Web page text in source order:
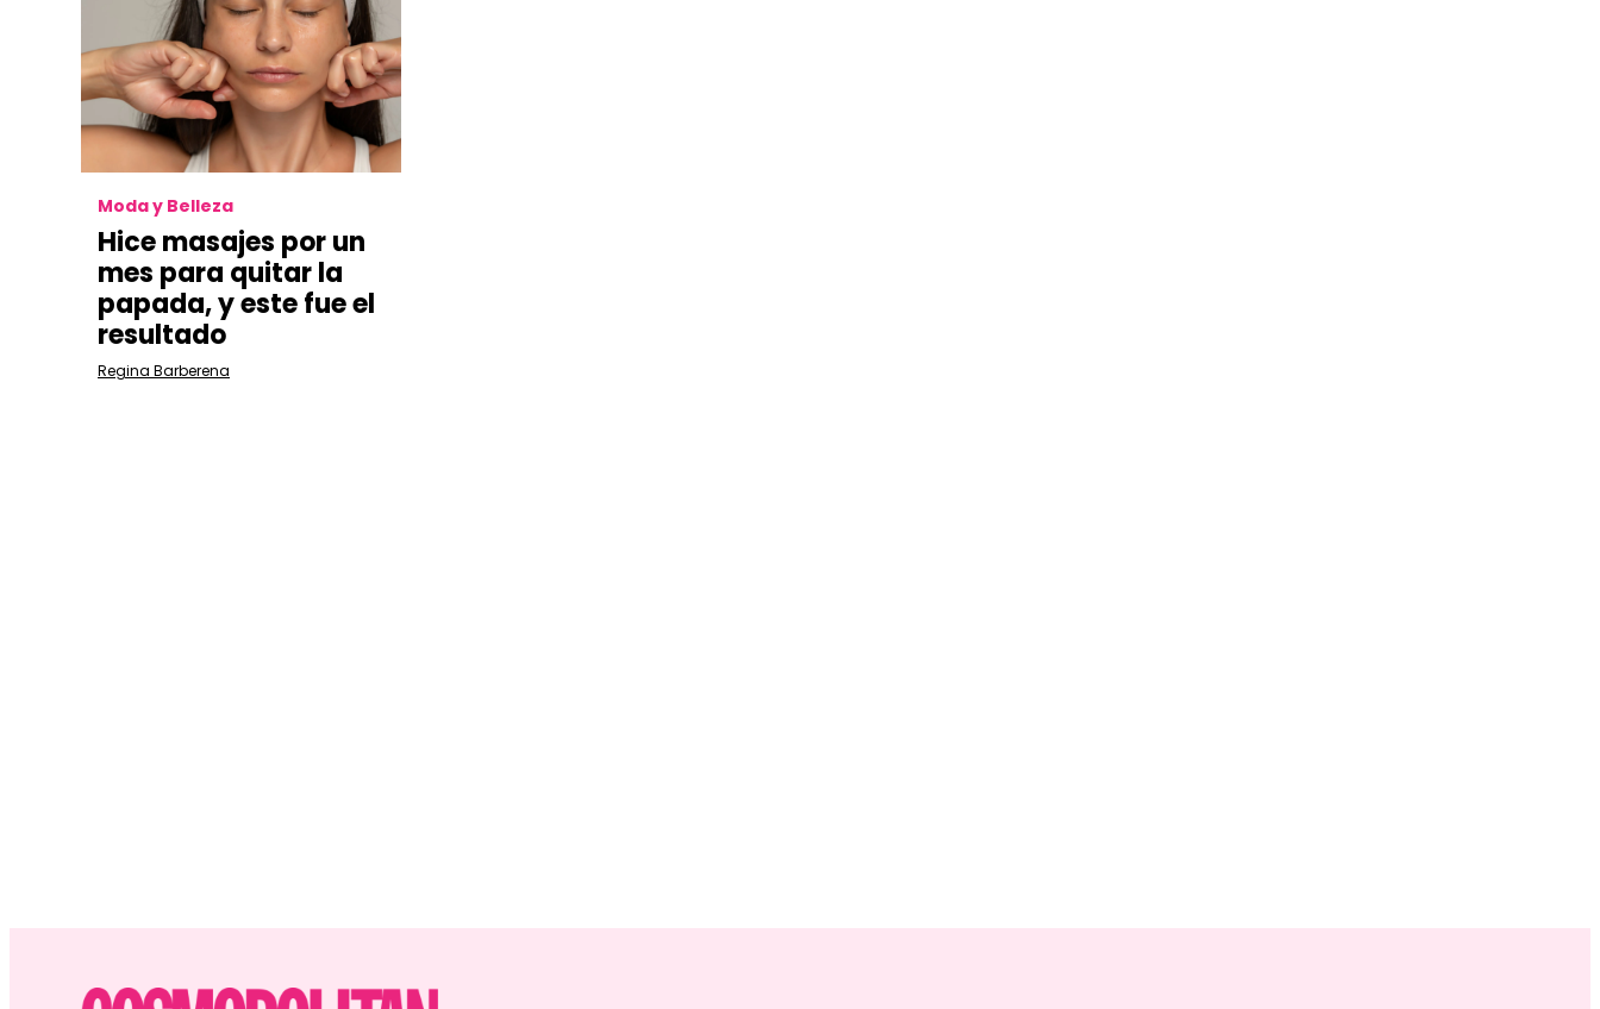
Moda y Belleza
Hice masajes por un
mes para quitar la
papada, y este fue el
resultado
Regina Barberena